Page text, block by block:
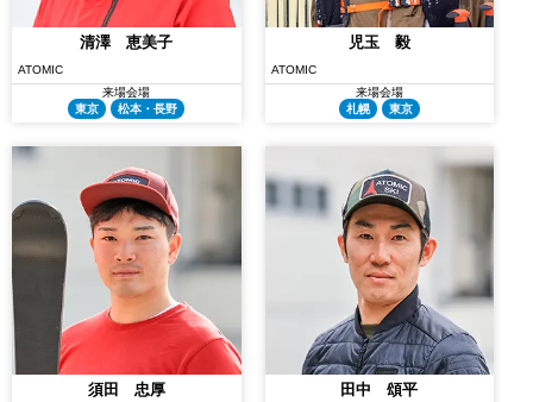
清澤 恵美子
ATOMIC
来場会場
東京
松本・長野
児玉 毅
ATOMIC
来場会場
札幌
東京
須田 忠厚 田中 頌平